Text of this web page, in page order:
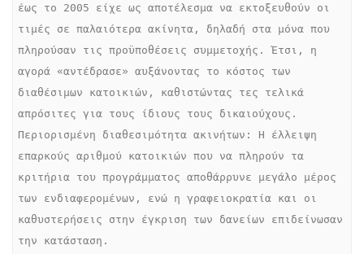
έως το 2005 είχε ως αποτέλεσμα να εκτοξευθούν οι
τιμές σε παλαιότερα ακίνητα, δηλαδή στα μόνα που
πληρούσαν τις προϋποθέσεις συμμετοχής. Έτσι, η
αγορά «αντέδρασε» αυξάνοντας το κόστος των
διαθέσιμων κατοικιών, καθιστώντας τες τελικά
απρόσιτες για τους ίδιους τους δικαιούχους.
Περιορισμένη διαθεσιμότητα ακινήτων: Η έλλειψη
επαρκούς αριθμού κατοικιών που να πληρούν τα
κριτήρια του προγράμματος αποθάρρυνε μεγάλο μέρος
των ενδιαφερομένων, ενώ η γραφειοκρατία και οι
καθυστερήσεις στην έγκριση των δανείων επιδείνωσαν
την κατάσταση.